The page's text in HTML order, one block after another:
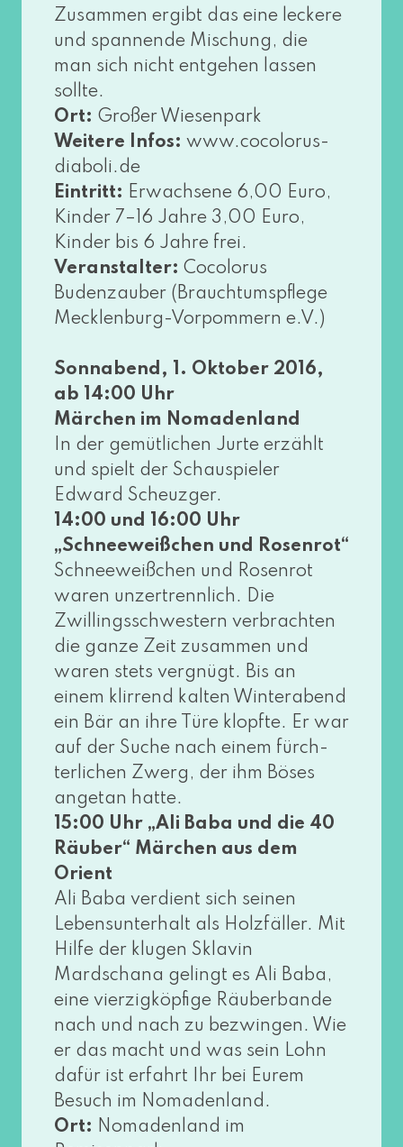
Zusammen ergibt das eine lecke­re
und span­nen­de Mischung, die
man sich nicht ent­ge­hen las­sen
soll­te.
Ort: Großer Wiesenpark
Weitere Infos: www​.coco​lo​rus​-
dia​bo​li​.de
Eintritt: Erwachsene 6,00 Euro,
Kinder 7–16 Jahre 3,00 Euro,
Kinder bis 6 Jahre frei.
Veranstalter: Cocolorus
Budenzauber (Brauchtumspflege
Mecklenburg-Vorpommern e.V.)
Sonnabend, 1. Oktober 2016,
ab 14:00 Uhr
Märchen im Nomadenland
In der gemüt­li­chen Jurte erzählt
und spielt der Schauspieler
Edward Scheuzger.
14:00 und 16:00 Uhr
„Schneeweißchen und Rosenrot“
Schneeweißchen und Rosenrot
waren unzer­trenn­lich. Die
Zwillingsschwestern ver­brach­ten
die gan­ze Zeit zusam­men und
waren stets ver­gnügt. Bis an
einem klir­rend kal­ten Winterabend
ein Bär an ihre Türe klopf­te. Er war
auf der Suche nach einem fürch­
ter­li­chen Zwerg, der ihm Böses
ange­tan hat­te.
15:00 Uhr „Ali Baba und die 40
Räuber“ Märchen aus dem
Orient
Ali Baba ver­dient sich sei­nen
Lebensunterhalt als Holzfäller. Mit
Hilfe der klu­gen Sklavin
Mardschana gelingt es Ali Baba,
eine vier­zig­köp­fi­ge Räuberbande
nach und nach zu bezwin­gen. Wie
er das macht und was sein Lohn
dafür ist erfahrt Ihr bei Eurem
Besuch im Nomadenland.
Ort: Nomadenland im